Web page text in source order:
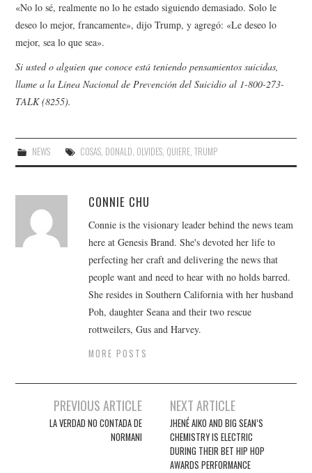
«No lo sé, realmente no lo he estado siguiendo demasiado. Solo le
deseo lo mejor, francamente», dijo Trump, y agregó: «Le deseo lo
mejor, sea lo que sea».
Si usted o alguien que conoce está teniendo pensamientos suicidas,
llame a la Línea Nacional de Prevención del Suicidio al 1-800-273-
TALK (8255).
NEWS COSAS, DONALD, OLVIDES, QUIERE, TRUMP
CONNIE CHU
Connie is the visionary leader behind the news team
here at Genesis Brand. She's devoted her life to
perfecting her craft and delivering the news that
people want and need to hear with no holds barred.
She resides in Southern California with her husband
Poh, daughter Seana and their two rescue
rottweilers, Gus and Harvey.
MORE POSTS
navigation
PREVIOUS ARTICLE
LA VERDAD NO CONTADA DE
NORMANI
NEXT ARTICLE
JHENÉ AIKO AND BIG SEAN’S
CHEMISTRY IS ELECTRIC
DURING THEIR BET HIP HOP
AWARDS PERFORMANCE